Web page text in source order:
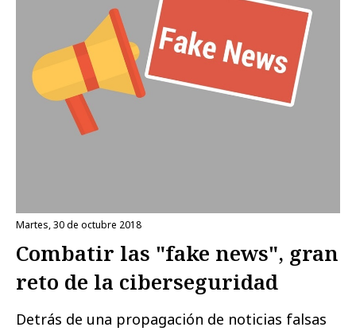
martes, 30 de octubre 2018
Combatir las "fake news", gran
reto de la ciberseguridad
Detrás de una propagación de noticias falsas